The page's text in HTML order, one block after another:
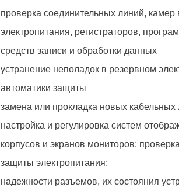
проверка соединительных линий,
электропитания, регистраторов,
средств записи и обработки данных
устранение неполадок в резервном
автоматики защиты
замена или прокладка новых кабельных
настройка и регулировка систем
корпусов и экранов мониторов;
защиты электропитания;
надежности разъемов, их состояния